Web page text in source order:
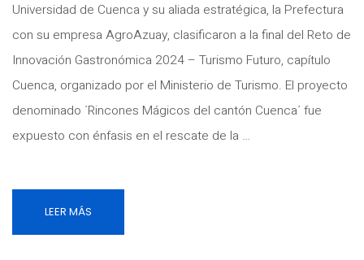
Universidad de Cuenca y su aliada estratégica, la Prefectura
con su empresa AgroAzuay, clasificaron a la final del Reto de
Innovación Gastronómica 2024 – Turismo Futuro, capítulo
Cuenca, organizado por el Ministerio de Turismo. El proyecto
denominado ´Rincones Mágicos del cantón Cuenca´ fue
expuesto con énfasis en el rescate de la …
LEER MÁS